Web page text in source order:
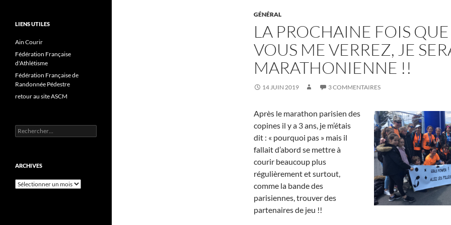
GÉNÉRAL
LA PROCHAINE FOIS QUE
VOUS ME VERREZ, JE
MARATHONIENNE !!
14 JUIN 2019 3 COMMENTAIRES
Après le marathon parisien des
copines il y a 3 ans, je m’étais
dit : « pourquoi pas » mais il
fallait d’abord se mettre à
courir beaucoup plus
régulièrement et surtout,
comme la bande des
parisiennes, trouver des
partenaires de jeu !!
LIENS UTILES
Ain Courir
Fédération Française
d'Athlétisme
Fédération Française de
Randonnée Pédestre
retour au site ASCM
Rechercher :
ARCHIVES
Archives